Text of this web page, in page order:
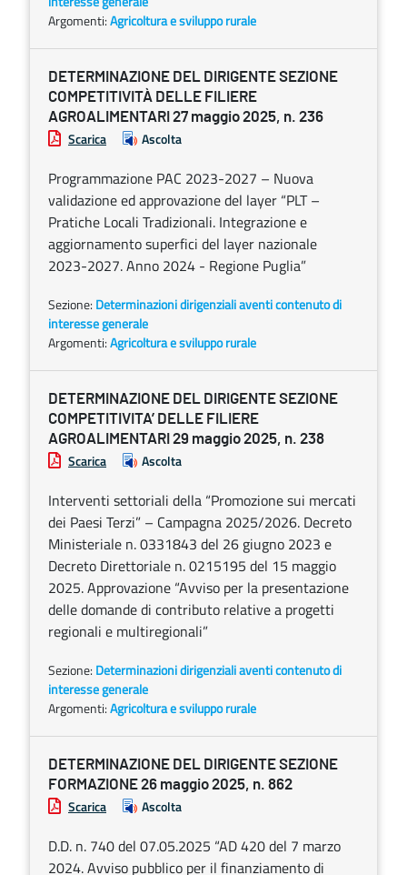
Argomenti:Agricoltura e sviluppo rurale
DETERMINAZIONE DEL DIRIGENTE SEZIONE
COMPETITIVITÀ DELLE FILIERE
AGROALIMENTARI 27 maggio 2025, n. 236
Scarica Ascolta
Programmazione PAC 2023-2027 – Nuova
validazione ed approvazione del layer “PLT –
Pratiche Locali Tradizionali. Integrazione e
aggiornamento superfici del layer nazionale
2023-2027. Anno 2024 - Regione Puglia”
Sezione: Determinazioni dirigenziali aventi contenuto di
interesse generale
Argomenti:Agricoltura e sviluppo rurale
DETERMINAZIONE DEL DIRIGENTE SEZIONE
COMPETITIVITA’ DELLE FILIERE
AGROALIMENTARI 29 maggio 2025, n. 238
Scarica Ascolta
Interventi settoriali della “Promozione sui mercati
dei Paesi Terzi” – Campagna 2025/2026. Decreto
Ministeriale n. 0331843 del 26 giugno 2023 e
Decreto Direttoriale n. 0215195 del 15 maggio
2025. Approvazione “Avviso per la presentazione
delle domande di contributo relative a progetti
regionali e multiregionali”
Sezione: Determinazioni dirigenziali aventi contenuto di
interesse generale
Argomenti:Agricoltura e sviluppo rurale
DETERMINAZIONE DEL DIRIGENTE SEZIONE
FORMAZIONE 26 maggio 2025, n. 862
Scarica Ascolta
D.D. n. 740 del 07.05.2025 “AD 420 del 7 marzo
2024. Avviso pubblico per il finanziamento di